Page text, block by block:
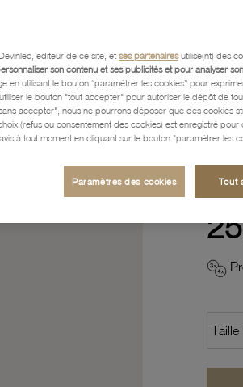
25
éditeur de ce site, et ses partenairesutilise(nt) des
son contenu et ses publicités et pour analyser
en utilisant le bouton “paramétrer les cookies” pour
le bouton "tout accepter" pour autoriser le dépôt de
accepter", nous ne pourrons déposer que des cookies
(refus ou consentement des cookies) est enregistré
à tout moment en cliquant sur le bouton "paramétrer les
Paramètres des cookies Tout